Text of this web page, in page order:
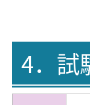
4．試